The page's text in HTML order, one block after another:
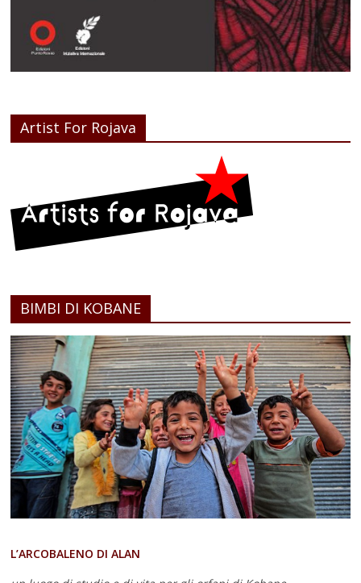
Artist For Rojava
BIMBI DI KOBANE
L’ARCOBALENO DI ALAN